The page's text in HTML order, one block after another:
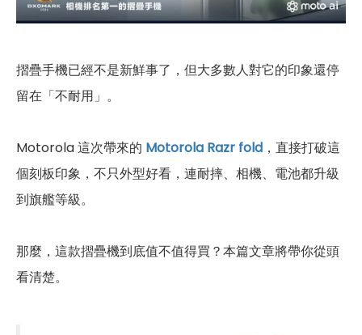
摺疊手機已經不是新鮮事了，但大多數人對它的印象還停
留在「不耐用」。
Motorola 這次帶來的 Motorola Razr fold ，直接打破這
個刻板印象，不只外型好看，連耐摔、相機、電池都升級
到旗艦等級。
那麼，這款摺疊機到底值不值得買？本篇文章將帶你從頭
看清楚。